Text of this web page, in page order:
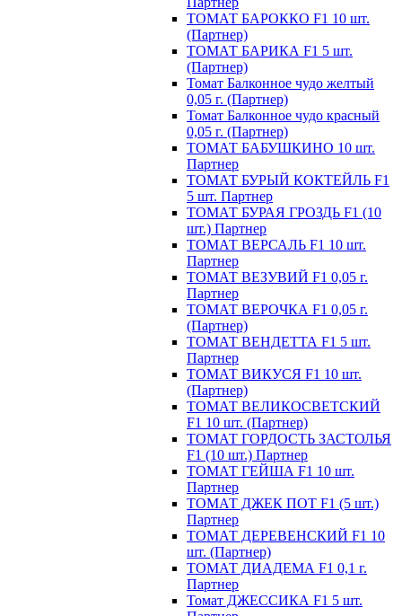
ТОМАТ БАРОККО F1 10 шт.
(Партнер)
ТОМАТ БАРИКА F1 5 шт.
(Партнер)
Томат Балконное чудо желтый
0,05 г. (Партнер)
Томат Балконное чудо красный
0,05 г. (Партнер)
ТОМАТ БАБУШКИНО 10 шт.
Партнер
ТОМАТ БУРЫЙ КОКТЕЙЛЬ F1
5 шт. Партнер
ТОМАТ БУРАЯ ГРОЗДЬ F1 (10
шт.) Партнер
ТОМАТ ВЕРСАЛЬ F1 10 шт.
Партнер
ТОМАТ ВЕЗУВИЙ F1 0,05 г.
Партнер
ТОМАТ ВЕРОЧКА F1 0,05 г.
(Партнер)
ТОМАТ ВЕНДЕТТА F1 5 шт.
Партнер
ТОМАТ ВИКУСЯ F1 10 шт.
(Партнер)
ТОМАТ ВЕЛИКОСВЕТСКИЙ
F1 10 шт. (Партнер)
ТОМАТ ГОРДОСТЬ ЗАСТОЛЬЯ
F1 (10 шт.) Партнер
ТОМАТ ГЕЙША F1 10 шт.
Партнер
ТОМАТ ДЖЕК ПОТ F1 (5 шт.)
Партнер
ТОМАТ ДЕРЕВЕНСКИЙ F1 10
шт. (Партнер)
ТОМАТ ДИАДЕМА F1 0,1 г.
Партнер
Томат ДЖЕССИКА F1 5 шт.